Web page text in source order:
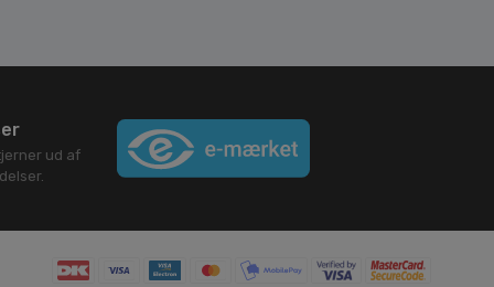
ud af